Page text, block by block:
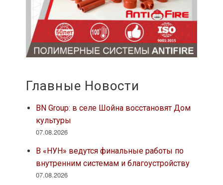
Главные Новости
BN Group: в селе Шойна восстановят Дом
культуры
07.08.2026
В «НУН» ведутся финальные работы по
внутренним системам и благоустройству
07.08.2026